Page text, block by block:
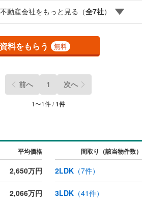
動産会社をもっと見る（全7社）
料をもらう 無料
前へ 1 次へ
1〜1件 /1件
平均価格 間取り（該当物件数）
2,650万円 2LDK（7件）
2,066万円 3LDK（41件）
川町(11) 比企郡
野町(0)
町 (14)
25)
豊田本(
ッチン（0 ）
（ 1）
あり
ンクローゼット
床下収納